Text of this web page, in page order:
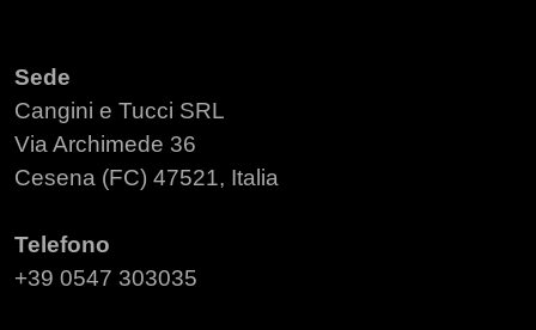
Sede
Cangini e Tucci SRL
Via Archimede 36
Cesena (FC) 47521, Italia
Telefono
+39 0547 303035